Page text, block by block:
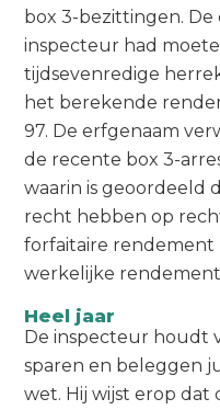
box 3-bezittingen.
inspecteur had
tijdsevenredige
het berekende
97. De erfgenaam
de recente box 3-
waarin is geoordeeld
recht hebben op
forfaitaire
werkelijke
Heel jaar
De inspecteur houdt
sparen en beleggen
wet. Hij wijst erop